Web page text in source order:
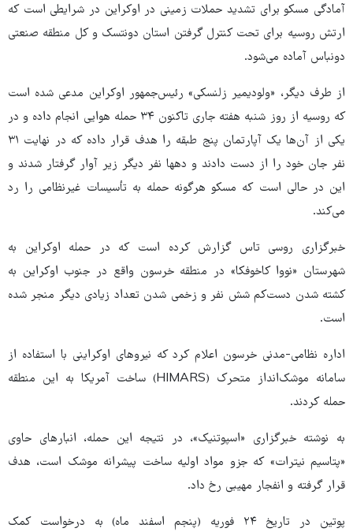
آمادگی مسکو برای تشدید حملات زمینی در اوکراین در شرایطی است که
ارتش روسیه برای تحت کنترل گرفتن استان دونتسک و کل منطقه صنعتی
دونباس آماده می‌شود.
از طرف دیگر، «ولودیمیر زلنسکی» رئیس‌جمهور اوکراین مدعی شده است
که روسیه از روز شنبه هفته جاری تاکنون ۳۴ حمله هوایی انجام داده و در
یکی از آن‌ها یک آپارتمان پنج طبقه را هدف قرار داده که در نهایت ۳۱
نفر جان خود را از دست دادند و دهها نفر دیگر زیر آوار گرفتار شدند و
این در حالی است که مسکو هرگونه حمله به تأسیسات غیرنظامی را رد
می‌کند.
خبرگزاری روسی تاس گزارش کرده است که در حمله اوکراین به
شهرستان «نووا کاخوفکا» در منطقه خرسون واقع در جنوب اوکراین به
کشته شدن دست‌کم شش نفر و زخمی شدن تعداد زیادی دیگر منجر شده
است.
اداره نظامی-مدنی خرسون اعلام کرد که نیروهای اوکراینی با استفاده از
سامانه موشک‌انداز متحرک (HIMARS) ساخت آمریکا به این منطقه
حمله کردند.
به نوشته خبرگزاری «اسپوتنیک»، در نتیجه این حمله، انبارهای حاوی
«پتاسیم نیترات» که جزو مواد اولیه ساخت پیشرانه موشک است، هدف
قرار گرفته و انفجار مهیبی رخ داد.
پوتین در تاریخ ۲۴ فوریه (پنجم اسفند ماه) به درخواست کمک